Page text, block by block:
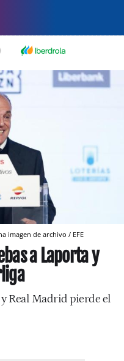
imagen de archivo / EFE
a Laporta y
Real Madrid pierde el